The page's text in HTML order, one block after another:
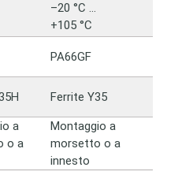
–20 °C …
+105 °C
PA66GF
Ferrite Y35
a
o a
Montaggio a
morsetto o a
innesto